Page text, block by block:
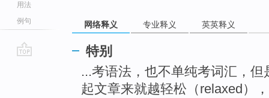
用法
例句
网络释义 专业释义 英英释义
特别
...考语法，也不单纯考词汇，
起文章来就越轻松（relaxed）